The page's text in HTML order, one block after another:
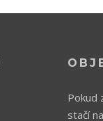
Pokud
stačí